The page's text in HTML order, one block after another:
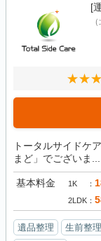
[
トータルサイドケ
まど」でございま...
基本料金 1K
2LDK
遺品整理 生前整理